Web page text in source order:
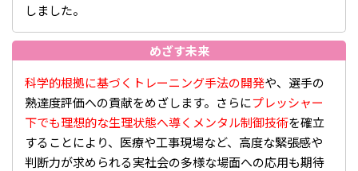
しました。
めざす未来
科学的根拠に基づくトレーニング手法の開発や、選手の
熟達度評価への貢献をめざします。さらにプレッシャー
下でも理想的な生理状態へ導くメンタル制御技術を確立
することにより、医療や工事現場など、高度な緊張感や
判断力が求められる実社会の多様な場面への応用も期待